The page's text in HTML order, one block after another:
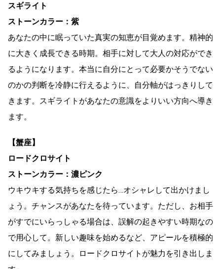
スギライト
ストーンカラー：紫
あなたの中に眠っていた真実の知恵が目覚めます。精神的
に大きく成長できる時期。相手に対して大人の対応ができ
るようになります。本当に自分にとって必要かそうでない
のかの判断を冷静に行えるように、自分軸がはっきりして
きます。スギライトがあなたの意識をよりいい方向へ導き
ます。
【蟹座】
ロードクロサイト
ストーンカラー：濃ピンク
ウキウキする気持ちを感じたら…オシャレして出かけまし
ょう。チャンスがあなたを待っています。ただし、お相手
がすでにいらっしゃる場合は、誤解の起きやすい時期なの
で用心して。新しい趣味を始めるなど、アピールを積極的
にしてみましょう。ロードクロサイトが魅力を引き出しま